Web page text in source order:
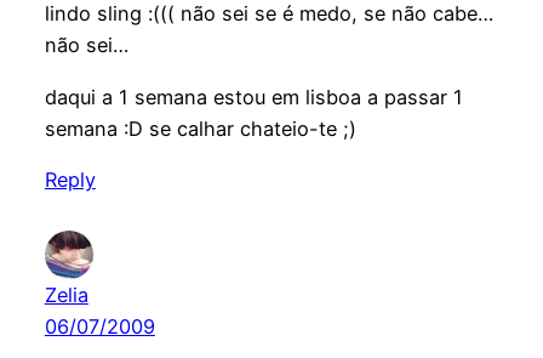
lindo sling :((( não sei se é medo, se não cabe…
não sei…
daqui a 1 semana estou em lisboa a passar 1
semana :D se calhar chateio-te ;)
Reply
Zelia
06/07/2009